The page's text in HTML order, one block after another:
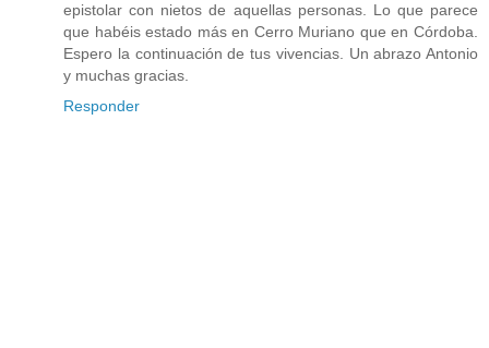
epistolar con nietos de aquellas personas. Lo que parece
que habéis estado más en Cerro Muriano que en Córdoba.
Espero la continuación de tus vivencias. Un abrazo Antonio
y muchas gracias.
Responder